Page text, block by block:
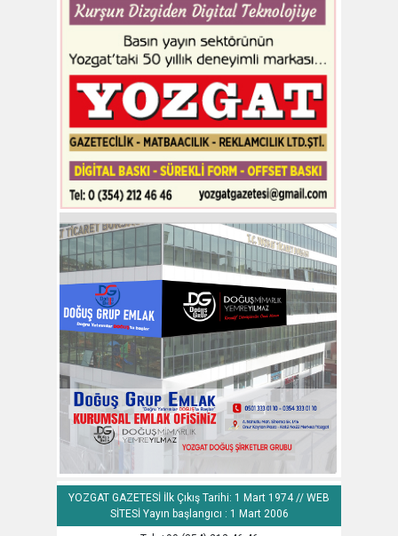
YOZGAT GAZETESİ İlk Çıkış Tarihi: 1 Mart 1974 // WEB
SİTESİ Yayın başlangıcı : 1 Mart 2006